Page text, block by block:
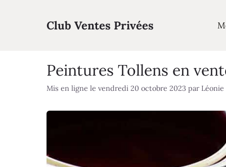
Club Ventes Privées
Peintures Tollens en
Mis en ligne le vendredi 20 octobre 2023 par Léonie